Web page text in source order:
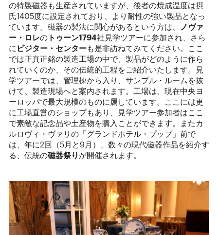
の特製磁器も生産されていますが、後者の焼成温度は摂
氏1405度に設定されており、より耐性の強い製品となっ
ています。磁器の製法に関心があるという方は、
ノヴァ
ー・ロレの トゥーン1794社見学ツアーに参加され、さら
に ビジター・センターも是非訪ねてみてください。ここ
では正真正銘の製造工場の中で、製品がどのように作ら
れていくのか、その伝統的工程をご紹介いたします。見
学ツアーでは、管理棟から入り、サンプル・ルームを抜
けて、製造現場へと案内されます。工場は、現在中央ヨ
ーロッパで最大規模のものに属しています。ここには更
に工場直営のショップもあり、見学ツアー参加者はここ
で素敵な記念品や土産物を購入ことができます。またカ
ルロヴィ・ヴァリの「グランドホテル・プップ」前で
は、年に2回（5月と9月）、数々の現代磁器作品を紹介す
る、伝統の磁器祭り が開催されます。